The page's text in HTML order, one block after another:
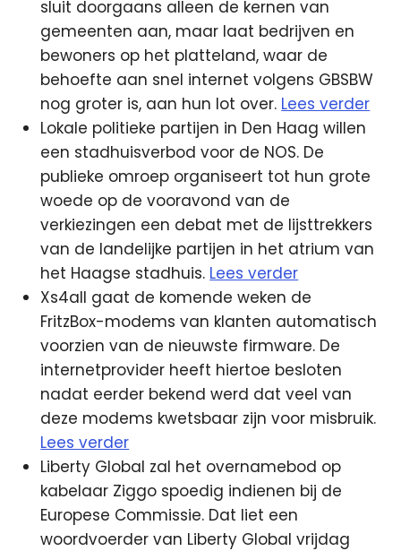
sluit doorgaans alleen de kernen van
gemeenten aan, maar laat bedrijven en
bewoners op het platteland, waar de
behoefte aan snel internet volgens GBSBW
nog groter is, aan hun lot over. Lees verder
Lokale politieke partijen in Den Haag willen
een stadhuisverbod voor de NOS. De
publieke omroep organiseert tot hun grote
woede op de vooravond van de
verkiezingen een debat met de lijsttrekkers
van de landelijke partijen in het atrium van
het Haagse stadhuis. Lees verder
Xs4all gaat de komende weken de
FritzBox-modems van klanten automatisch
voorzien van de nieuwste firmware. De
internetprovider heeft hiertoe besloten
nadat eerder bekend werd dat veel van
deze modems kwetsbaar zijn voor misbruik.
Lees verder
Liberty Global zal het overnamebod op
kabelaar Ziggo spoedig indienen bij de
Europese Commissie. Dat liet een
woordvoerder van Liberty Global vrijdag